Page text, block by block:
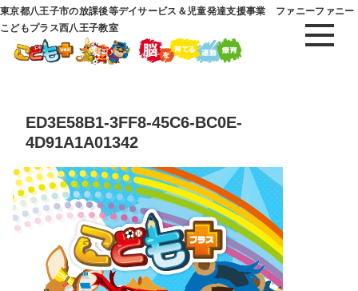
東京都八王子市の放課後等デイサービス＆児童発達支援事業 ファニーファニー
こどもプラス西八王子教室
ED3E58B1-3FF8-45C6-BC0E-
4D91A1A01342